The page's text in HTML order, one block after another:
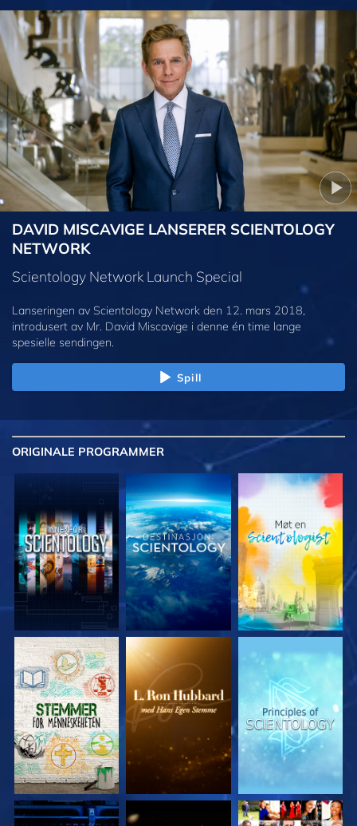
DAVID MISCAVIGE LANSERER SCIENTOLOGY
NETWORK
Scientology Network Launch Special
Lanseringen av Scientology Network den 12. mars 2018,
introdusert av Mr. David Miscavige i denne én time lange
spesielle sendingen.
Spill
ORIGINALE PROGRAMMER
UTFORSK SERIEN UTFORSK SERIEN UTFORSK SERIEN